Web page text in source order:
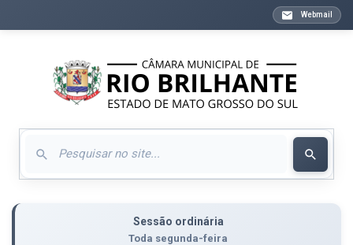
Webmail
Sessão ordinária
Toda segunda-feira